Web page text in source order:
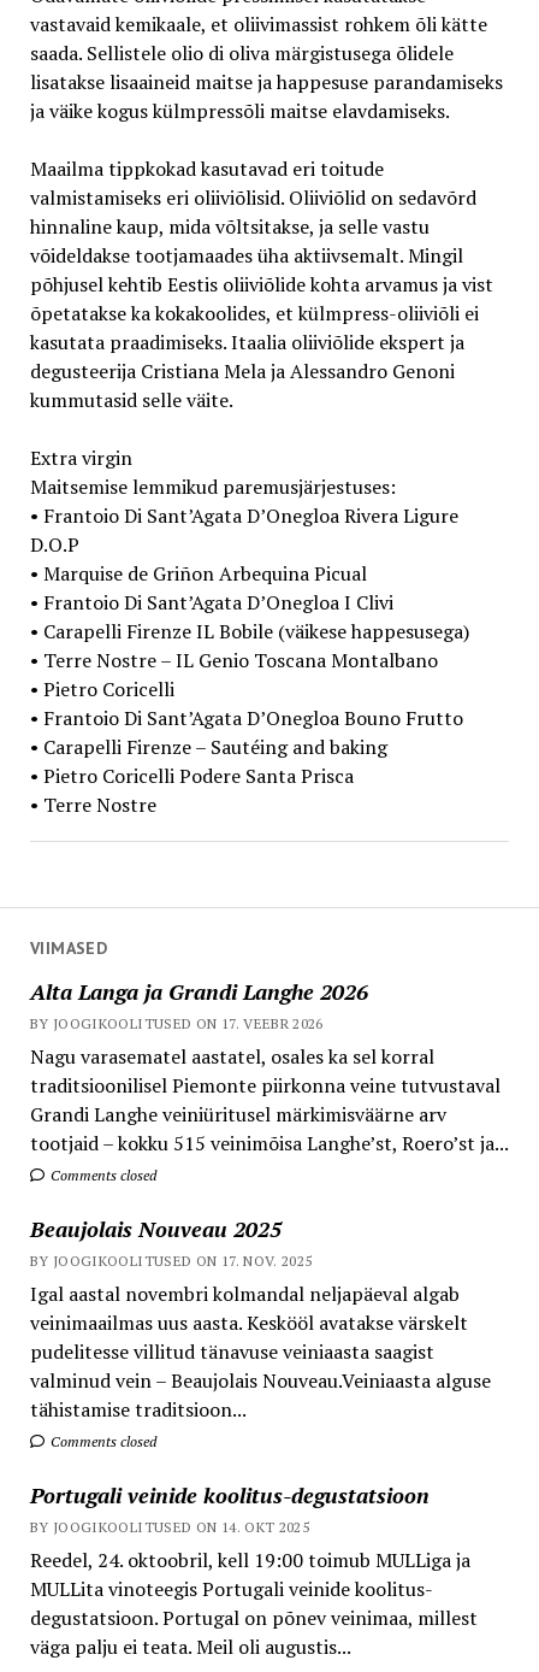
VIIMASED
Alta Langa ja Grandi Langhe 2026
BY JOOGIKOOLITUSED ON 17. VEEBR 2026
Nagu varasematel aastatel, osales ka sel korral
traditsioonilisel Piemonte piirkonna veine tutvustaval
Grandi Langhe veiniüritusel märkimisväärne arv
tootjaid – kokku 515 veinimõisa Langhe’st, Roero’st ja...
Comments closed
Beaujolais Nouveau 2025
BY JOOGIKOOLITUSED ON 17. NOV. 2025
Igal aastal novembri kolmandal neljapäeval algab
veinimaailmas uus aasta. Keskööl avatakse värskelt
pudelitesse villitud tänavuse veiniaasta saagist
valminud vein – Beaujolais Nouveau.Veiniaasta alguse
tähistamise traditsioon...
Comments closed
Portugali veinide koolitus-degustatsioon
BY JOOGIKOOLITUSED ON 14. OKT 2025
Reedel, 24. oktoobril, kell 19:00 toimub MULLiga ja
MULLita vinoteegis Portugali veinide koolitus-
degustatsioon. Portugal on põnev veinimaa, millest
väga palju ei teata. Meil oli augustis...
vastavaid kemikaale, et oliivimassist rohkem õli kätte
saada. Sellistele olio di oliva märgistusega õlidele
lisatakse lisaaineid maitse ja happesuse parandamiseks
ja väike kogus külmpressõli maitse elavdamiseks.
Maailma tippkokad kasutavad eri toitude
valmistamiseks eri oliiviõlisid. Oliiviõlid on sedavõrd
hinnaline kaup, mida võltsitakse, ja selle vastu
võideldakse tootjamaades üha aktiivsemalt. Mingil
põhjusel kehtib Eestis oliiviõlide kohta arvamus ja vist
õpetatakse ka kokakoolides, et külmpress-oliiviõli ei
kasutata praadimiseks. Itaalia oliiviõlide ekspert ja
degusteerija Cristiana Mela ja Alessandro Genoni
kummutasid selle väite.
Extra virgin
Maitsemise lemmikud paremusjärjestuses:
• Frantoio Di Sant’Agata D’Onegloa Rivera Ligure
D.O.P
• Marquise de Griñon Arbequina Picual
• Frantoio Di Sant’Agata D’Onegloa I Clivi
• Carapelli Firenze IL Bobile (väikese happesusega)
• Terre Nostre – IL Genio Toscana Montalbano
• Pietro Coricelli
• Frantoio Di Sant’Agata D’Onegloa Bouno Frutto
• Carapelli Firenze – Sautéing and baking
• Pietro Coricelli Podere Santa Prisca
• Terre Nostre